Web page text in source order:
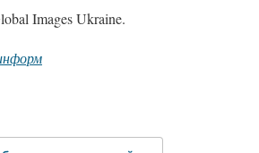
Images Ukraine.